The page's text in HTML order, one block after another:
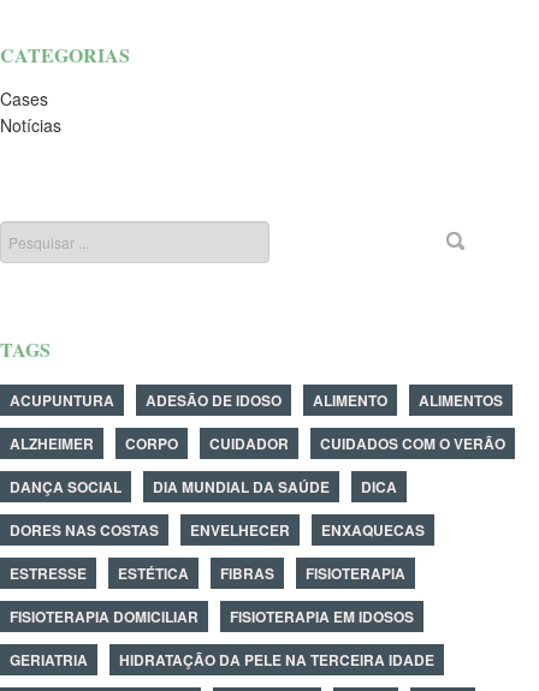
CATEGORIAS
Cases
Notícias
TAGS
ACUPUNTURA ADESÃO DE IDOSO ALIMENTO
ALIMENTOS
ALZHEIMER
CORPO CUIDADOR
CUIDADOS COM O VERÃO
DANÇA SOCIAL
DIA MUNDIAL DA SAÚDE
DICA
DORES NAS COSTAS
ENVELHECER
ENXAQUECAS
ESTRESSE
ESTÉTICA FIBRAS
FISIOTERAPIA
FISIOTERAPIA DOMICILIAR
FISIOTERAPIA EM IDOSOS
GERIATRIA
HIDRATAÇÃO DA PELE NA TERCEIRA IDADE